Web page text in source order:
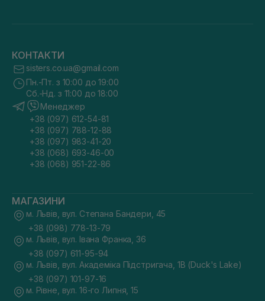
КОНТАКТИ
sisters.co.ua@gmail.com
Пн.-Пт. з 10:00 до 19:00
Сб.-Нд. з 11:00 до 18:00
Менеджер
+38 (097) 612-54-81
+38 (097) 788-12-88
+38 (097) 983-41-20
+38 (068) 693-46-00
+38 (068) 951-22-86
МАГАЗИНИ
м. Львів, вул. Степана Бандери, 45
+38 (098) 778-13-79
м. Львів, вул. Івана Франка, 36
+38 (097) 611-95-94
м. Львів, вул. Академіка Підстригача, 1В (Duck's Lake)
+38 (097) 101-97-16
м. Рівне, вул. 16-го Липня, 15